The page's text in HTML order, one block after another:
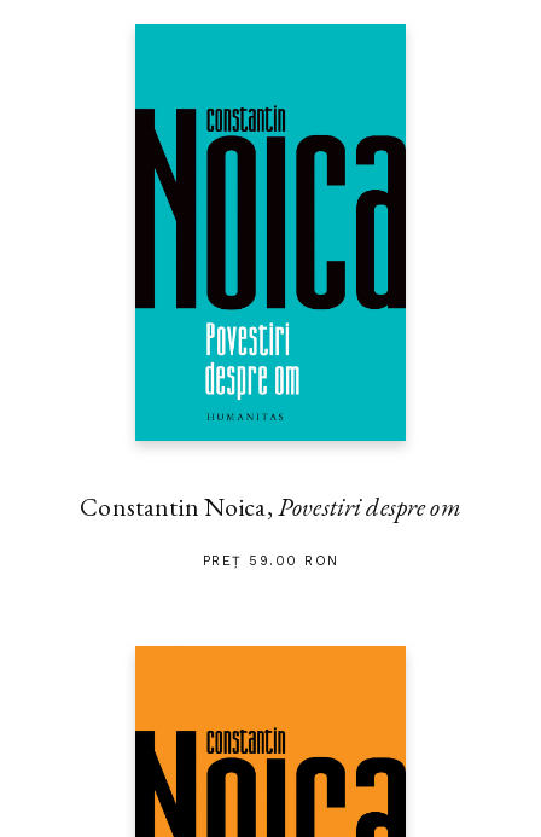
Constantin Noica,Povestiri despre om
PREȚ 59.00 RON